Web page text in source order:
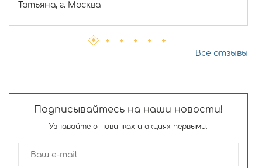
Татьяна, г. Москва
Все отзывы
Подписывайтесь на наши новости!
Узнавайте о новинках и акциях первыми.